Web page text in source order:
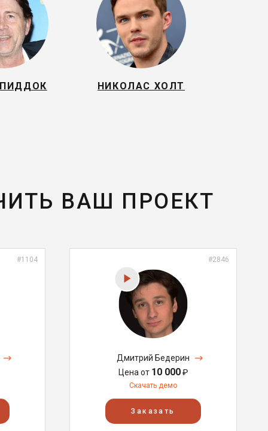
НИКОЛАС ХОЛТ
ВАШ ПРОЕКТ
#1104 #2846
Дмитрий Бедерин
Цена от 10 000₽
Скачать демо
Заказать